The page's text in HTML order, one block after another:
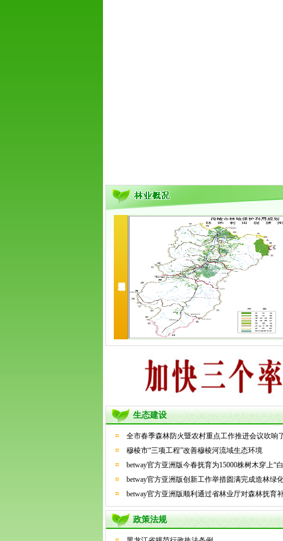
生态建设
全市春季森林防火暨农村重点工作推进会议吹响
穆棱市“三项工程”改善穆棱河流域生态环境
betway官方亚洲版今春抚育为15000株树木穿上“
betway官方亚洲版创新工作举措圆满完成造林绿
betway官方亚洲版顺利通过省林业厅对森林抚育
政策法规